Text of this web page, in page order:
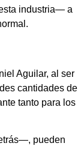
industria— a
Aguilar, al ser
cantidades de
tanto para los
pueden